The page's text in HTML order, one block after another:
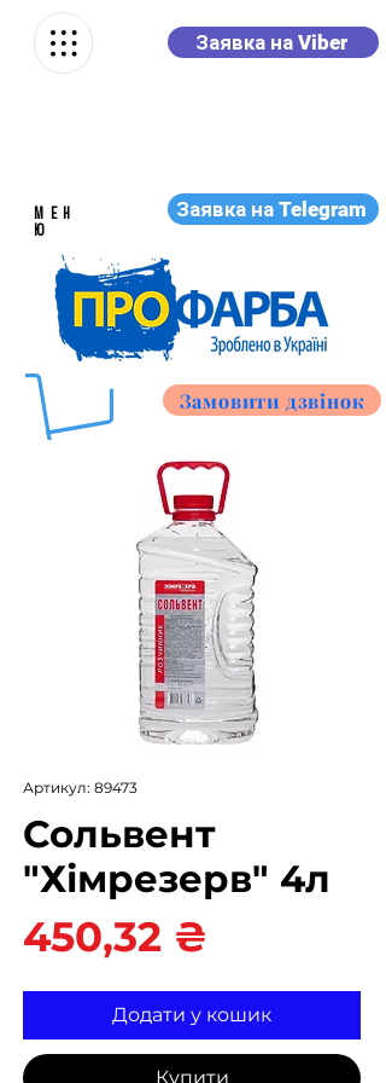
Заявка на Viber
Заявка на Telegram
МЕН
Ю
Замовити дзвінок
Артикул: 89473
Сольвент
"Хімрезерв" 4л
450,32 ₴
Додати у кошик
Купити